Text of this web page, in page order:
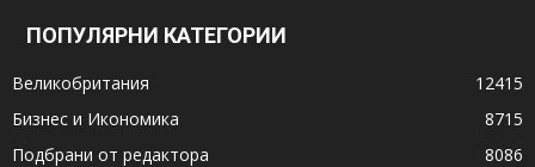
ПОПУЛЯРНИ КАТЕГОРИИ
Великобритания
12415
Бизнес и Икономика
8715
Подбрани от редактора
8086